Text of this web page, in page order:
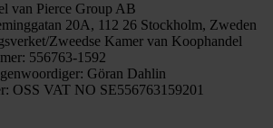
van Pierce Group AB
20A, 112 26 Stockholm, Zweden
Zweedse Kamer van Koophandel
556763-1592
Göran Dahlin
OSS VAT NO SE556763159201